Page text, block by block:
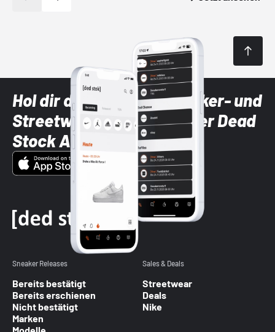
Hol dir die neuesten Sneaker- und
Streetwear-Brands mit der Dead
Stock App
Sneaker Releases
Bereits bestätigt
Bereits erschienen
Nicht bestätigt
Marken
Sales & Deals
Streetwear
Deals
Nike